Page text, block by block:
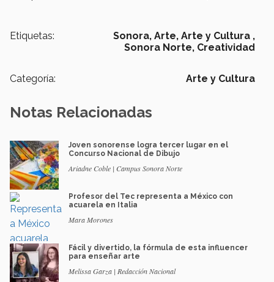
Etiquetas: Sonora, Arte, Arte y Cultura ,
Sonora Norte, Creatividad
Categoría: Arte y Cultura
Notas Relacionadas
Joven sonorense logra tercer lugar en el
Concurso Nacional de Dibujo
Ariadne Coble | Campus Sonora Norte
Profesor del Tec representa a México con
acuarela en Italia
Mara Morones
Fácil y divertido, la fórmula de esta influencer
para enseñar arte
Melissa Garza | Redacción Nacional